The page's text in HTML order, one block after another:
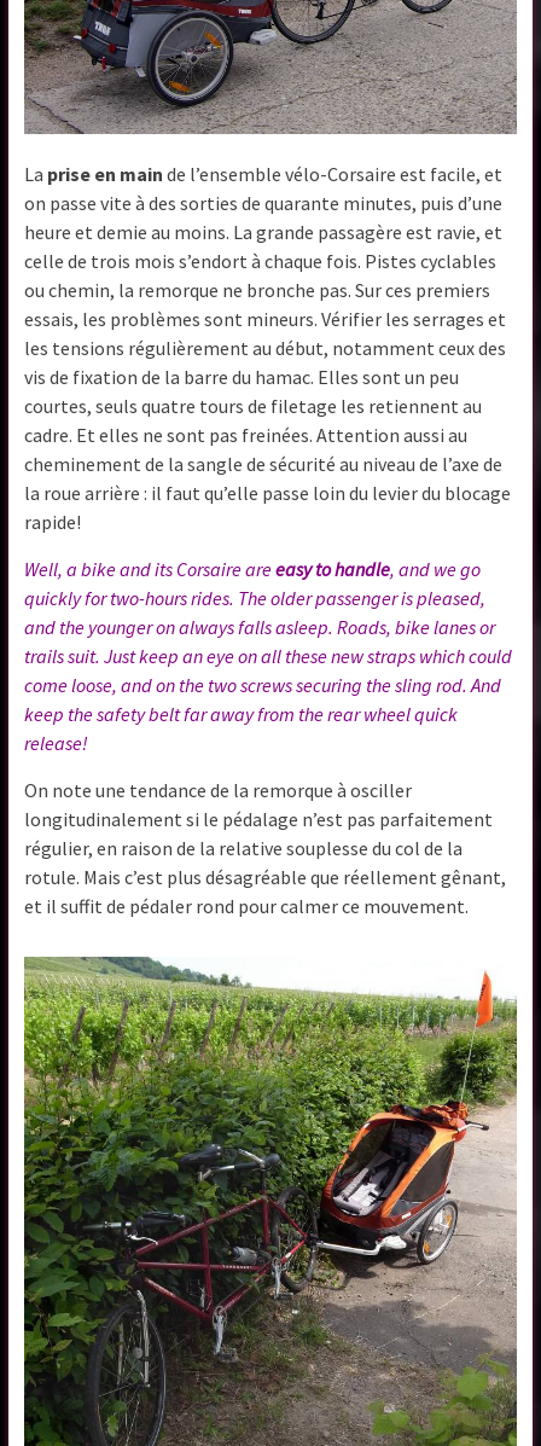
La prise en main de l’ensemble vélo-Corsaire est facile, et
on passe vite à des sorties de quarante minutes, puis d’une
heure et demie au moins. La grande passagère est ravie, et
celle de trois mois s’endort à chaque fois. Pistes cyclables
ou chemin, la remorque ne bronche pas. Sur ces premiers
essais, les problèmes sont mineurs. Vérifier les serrages et
les tensions régulièrement au début, notamment ceux des
vis de fixation de la barre du hamac. Elles sont un peu
courtes, seuls quatre tours de filetage les retiennent au
cadre. Et elles ne sont pas freinées. Attention aussi au
cheminement de la sangle de sécurité au niveau de l’axe de
la roue arrière : il faut qu’elle passe loin du levier du blocage
rapide!
Well, a bike and its Corsaire areeasy to handle, and we go
quickly for two-hours rides. The older passenger is pleased,
and the younger on always falls asleep. Roads, bike lanes or
trails suit. Just keep an eye on all these new straps which could
come loose, and on the two screws securing the sling rod. And
keep the safety belt far away from the rear wheel quick
release!
On note une tendance de la remorque à osciller
longitudinalement si le pédalage n’est pas parfaitement
régulier, en raison de la relative souplesse du col de la
rotule. Mais c’est plus désagréable que réellement gênant,
et il suffit de pédaler rond pour calmer ce mouvement.